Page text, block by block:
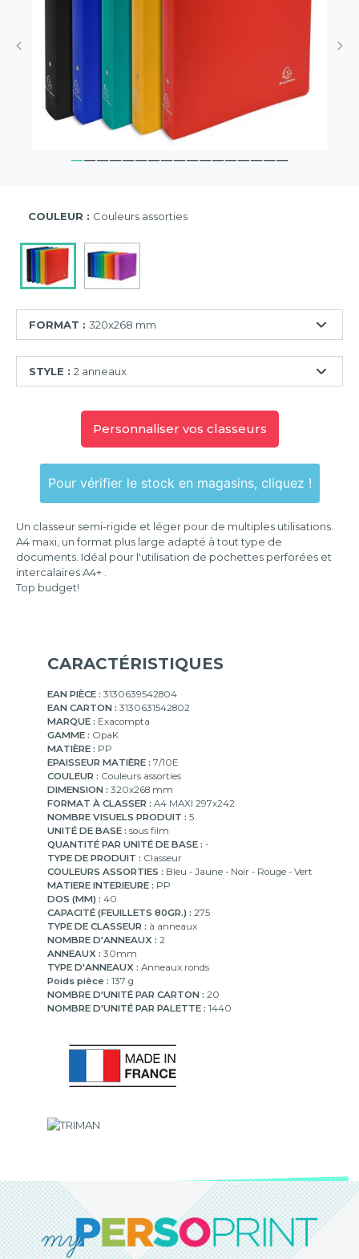
COULEUR : Couleurs assorties
FORMAT : 320x268 mm
320x268
mm
STYLE : 2 anneaux
Personnaliser vos classeurs
Pour vérifier le stock en magasins, cliquez !
Un classeur semi-rigide et léger pour de multiples utilisations.
A4 maxi, un format plus large adapté à tout type de
documents. Idéal pour l'utilisation de pochettes perforées et
intercalaires A4+ .
Top budget!
CARACTÉRISTIQUES
EAN PIÈCE : 3130639542804
EAN CARTON : 3130631542802
MARQUE : Exacompta
GAMME : OpaK
MATIÈRE : PP
EPAISSEUR MATIÈRE : 7/10E
COULEUR : Couleurs assorties
DIMENSION : 320x268 mm
FORMAT À CLASSER : A4 MAXI 297x242
NOMBRE VISUELS PRODUIT : 5
UNITÉ DE BASE : sous film
QUANTITÉ PAR UNITÉ DE BASE : -
TYPE DE PRODUIT : Classeur
COULEURS ASSORTIES : Bleu - Jaune - Noir - Rouge - Vert
MATIERE INTERIEURE : PP
DOS (MM) : 40
CAPACITÉ (FEUILLETS 80GR.) : 275
TYPE DE CLASSEUR : à anneaux
NOMBRE D'ANNEAUX : 2
ANNEAUX : 30mm
TYPE D'ANNEAUX : Anneaux ronds
Poids pièce : 137 g
NOMBRE D'UNITÉ PAR CARTON : 20
NOMBRE D'UNITÉ PAR PALETTE : 1440